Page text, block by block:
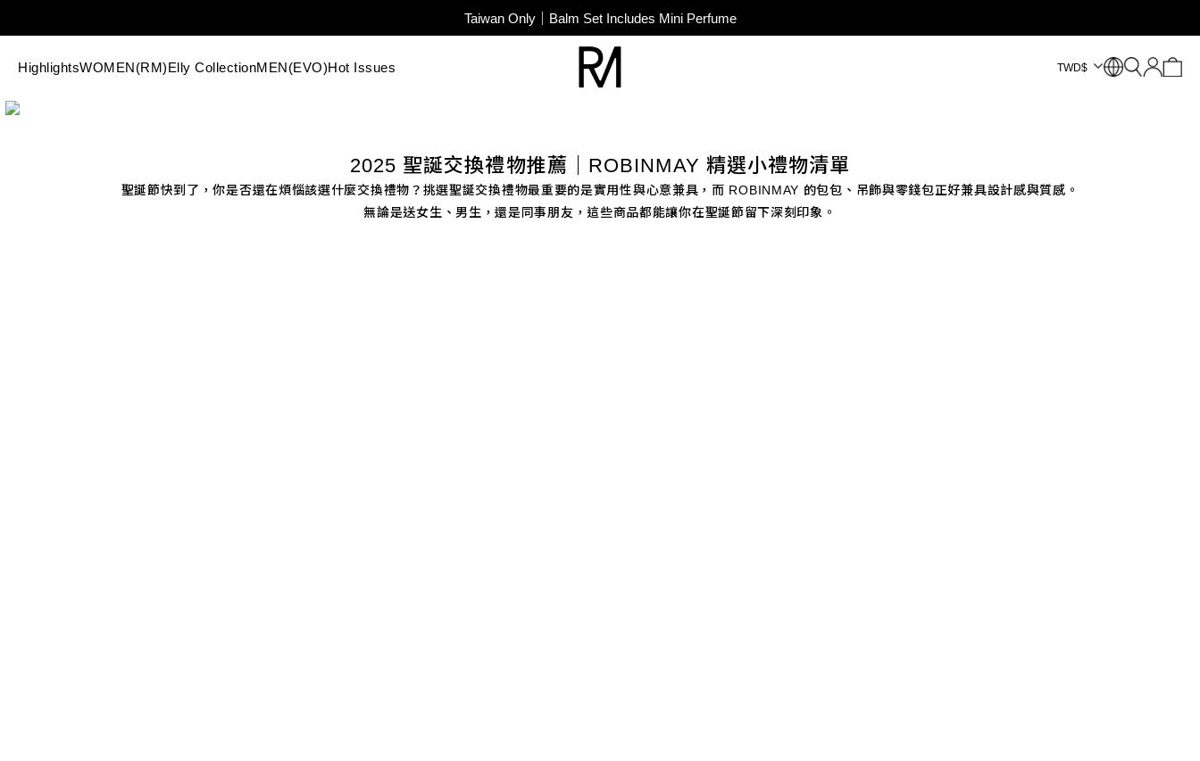
SUPER JUNIOR-D&E New Endorsement
Taiwan Only｜Balm Set Includes Mini Perfume
SUPER JUNIOR-D&E New Endorsement
HighlightsWOMEN(RM)Elly CollectionMEN(EVO)Hot Issues $
TWD
2025 聖誕交換禮物推薦｜ROBINMAY 精選小禮物清單
聖誕節快到了，你是否還在煩惱該選什麼交換禮物？挑選聖誕交換禮物最重要的是實用性與心意兼具，而 ROBINMAY 的包包、吊飾與零錢包正好兼具設計感與質感。
無論是送女生、男生，還是同事朋友，這些商品都能讓你在聖誕節留下深刻印象。